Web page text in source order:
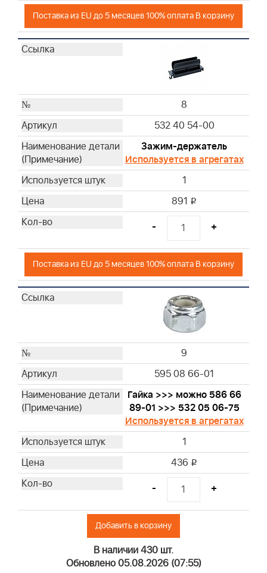
Поставка из EU до 5 месяцев 100% оплата В корзину
8
532 40 54-00
Зажим-держатель
Используется в агрегатах
1
891 i
- +
Поставка из EU до 5 месяцев 100% оплата В корзину
9
595 08 66-01
Гайка >>> можно 586 66
89-01 >>> 532 05 06-75
Используется в агрегатах
1
436 i
- +
Добавить в корзину
В наличии 430 шт.
Обновлено 05.08.2026 (07:55)